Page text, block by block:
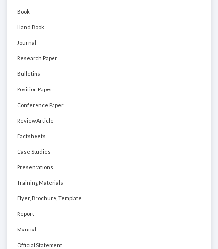
Book
Hand Book
Journal
Research Paper
Bulletins
Position Paper
Conference Paper
Review Article
Factsheets
Case Studies
Presentations
Training Materials
Flyer, Brochure, Template
Report
Manual
Official Statement